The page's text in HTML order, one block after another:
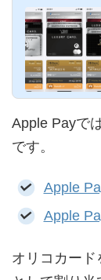
Apple Payで
です。
Apple
Apple
オリコカー